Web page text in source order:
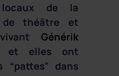
de la
de théâtre et
Générik
et elles ont
“pattes” dans